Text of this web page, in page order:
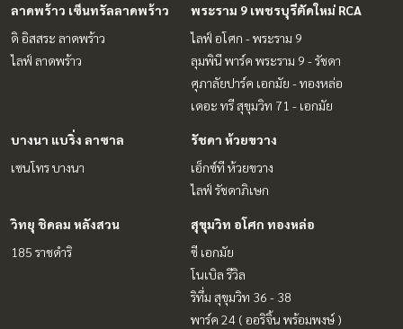
ลาดพร้าว เซ็นทรัลลาดพร้าว
ดิ อิสสระ ลาดพร้าว
ไลฟ์ ลาดพร้าว
พระราม 9 เพชรบุรีตัดใหม่ RCA
ไลฟ์ อโศก - พระราม 9
ลุมพินี พาร์ค พระราม 9 - รัชดา
ศุภาลัยปาร์ค เอกมัย - ทองหล่อ
เดอะ ทรี สุขุมวิท 71 - เอกมัย
บางนา แบริ่ง ลาซาล
เซนโทร บางนา
รัชดา ห้วยขวาง
เอ็กซ์ที ห้วยขวาง
ไลฟ์ รัชดาภิเษก
วิทยุ ชิดลม หลังสวน
185 ราชดำริ
สุขุมวิท อโศก ทองหล่อ
ซี เอกมัย
โนเบิล รีวิล
ริทึ่ม สุขุมวิท 36 - 38
พาร์ค 24 ( ออริจิ้น พร้อมพงษ์ )